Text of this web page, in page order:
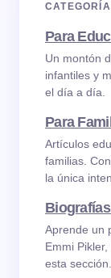
Para
Un montón
infantiles y
el día a día.
Para
Artículos
familias.
la única
Aprende un
Emmi
esta sección.